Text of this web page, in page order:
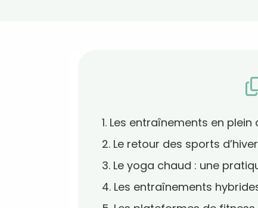
1. Les entraînements en
2. Le retour des sports
3. Le yoga chaud : une
4. Les entraînements